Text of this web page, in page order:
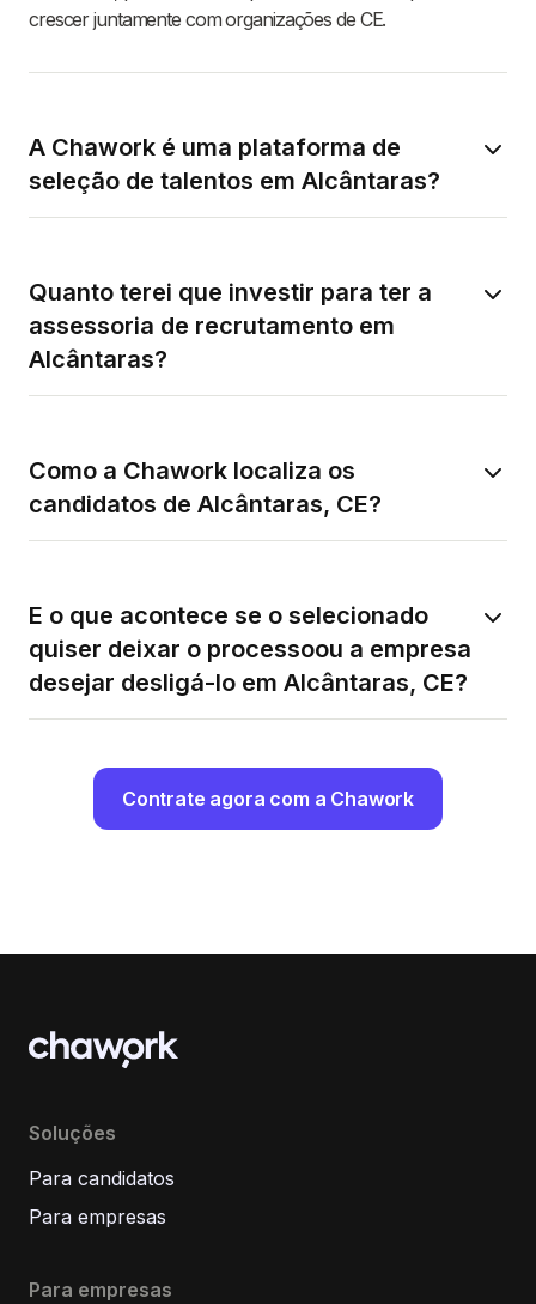
crescer juntamente com organizações de CE.
A Chawork é uma plataforma de
seleção de talentos em Alcântaras?
Quanto terei que investir para ter a
assessoria de recrutamento em
Alcântaras?
Como a Chawork localiza os
candidatos de Alcântaras, CE?
E o que acontece se o selecionado
quiser deixar o processoou a empresa
desejar desligá-lo em Alcântaras, CE?
Contrate agora com a Chawork
Soluções
Para candidatos
Para empresas
Para empresas